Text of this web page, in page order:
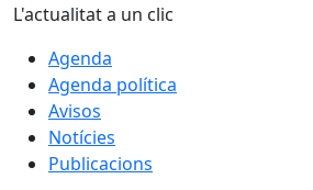
L'actualitat a un clic
Agenda
Agenda política
Avisos
Notícies
Publicacions